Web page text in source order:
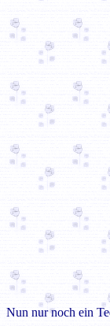
Nun nur noch ein